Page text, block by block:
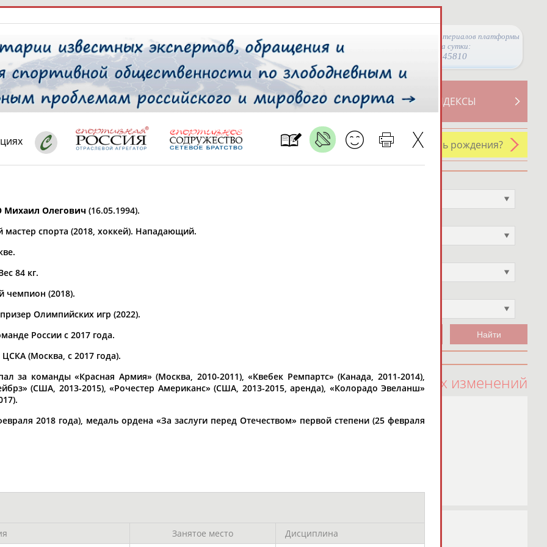
Просмотры материалов платформы
за сутки:
45810
СВОДНЫЕ ИНДЕКСЫ
ТАБЛО АКТИВНОСТИ
РЕСУРСНАЯ ПЛОЩАДКА
У кого сегодня день рождения?
проживания
рождения
мм год
100 последних изменений
Михаил Олегович (16.05.1994).
мастер спорта (2018, хоккей). Нападающий.
84 кг.
чемпион (2018).
Олимпийских игр (2022).
России с 2017 года.
ЦСКА (Москва, с 2017 года).
за команды «Красная Армия» (Москва, 2010-2011), «Квебек Ремпартс» (Канада, 2011-2014),
(США, 2013-2015), «Рочестер Американс» (США, 2013-2015, аренда), «Колорадо Эвеланш»
2018 года), медаль ордена «За заслуги перед Отечеством» первой степени (25 февраля
Занятое место Дисциплина